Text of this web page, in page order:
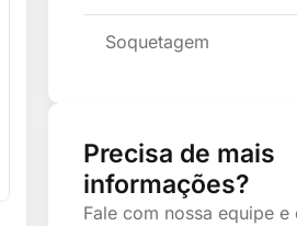
Soquetagem
Precisa de mais
informações?
Fale com nossa equipe e